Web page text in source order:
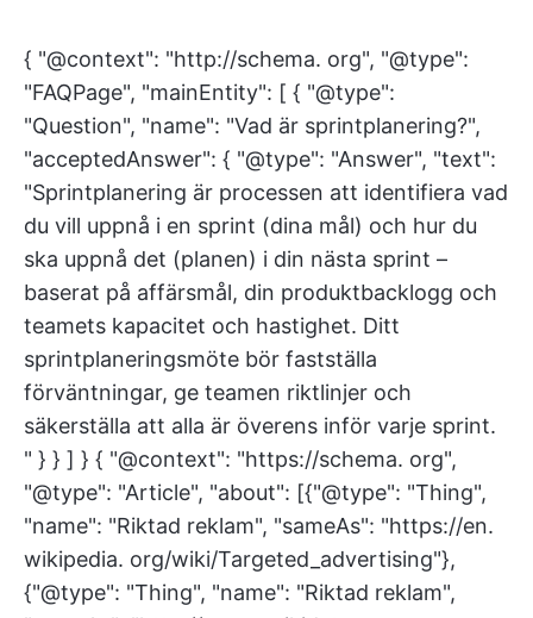
{ "@context": "http://schema. org", "@type":
"FAQPage", "mainEntity": [ { "@type":
"Question", "name": "Vad är sprintplanering?",
"acceptedAnswer": { "@type": "Answer", "text":
"Sprintplanering är processen att identifiera vad
du vill uppnå i en sprint (dina mål) och hur du
ska uppnå det (planen) i din nästa sprint –
baserat på affärsmål, din produktbacklogg och
teamets kapacitet och hastighet. Ditt
sprintplaneringsmöte bör fastställa
förväntningar, ge teamen riktlinjer och
säkerställa att alla är överens inför varje sprint.
" } } ] } { "@context": "https://schema. org",
"@type": "Article", "about": [{"@type": "Thing",
"name": "Riktad reklam", "sameAs": "https://en.
wikipedia. org/wiki/Targeted_advertising"},
{"@type": "Thing", "name": "Riktad reklam",